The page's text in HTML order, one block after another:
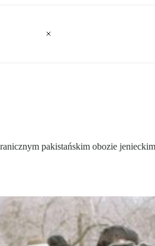
pakistańskim obozie